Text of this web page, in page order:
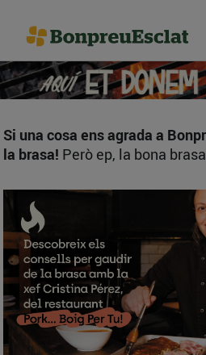
Si una cosa ens agrada a
la brasa! Però ep, la bona